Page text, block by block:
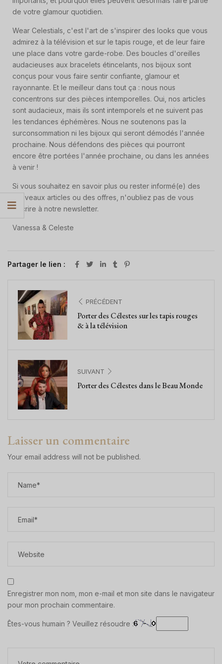
de votre glamour quotidien.
Wear Celestials, c'est l'art de s'inspirer des looks que vous
admirez à la télévision et sur le tapis rouge, et de leur faire
une place dans votre garde-robe. Des boucles d'oreilles
audacieuses aux bracelets étincelants, nos bijoux sont
conçus pour vous faire sentir confiante, glamour et
rayonnante. Et le meilleur dans tout ça : nous nous
concentrons sur des pièces intemporelles. Oui, nos articles
sont audacieux, mais ils sont intemporels et ne suivent pas
les tendances éphémères. Nous ne soutenons pas la
surconsommation ni les bijoux qui seront démodés l'année
prochaine. Nous défendons des pièces qui pourront
encore être portées l'année prochaine, ou dans les années
à venir !
Si vous souhaitez en savoir plus ou rester informé(e) des
nouveaux articles ou des offres, n'oubliez pas de vous
inscrire à notre newsletter.
Vanessa & Celeste
Partager le lien :
PRÉCÉDENT
Porter des Célestes sur les tapis rouges
& à la télévision
SUIVANT
Porter des Célestes dans le Beau Monde
Laisser un commentaire
Your email address will not be published.
Enregistrer mon nom, mon e-mail et mon site dans le navigateur
pour mon prochain commentaire.
Êtes-vous humain ? Veuillez résoudre :